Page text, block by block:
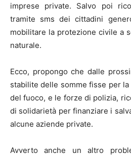
imprese private. Salvo poi
tramite sms dei cittadini
mobilitare la protezione civile a
naturale.
Ecco, propongo che dalle
stabilite delle somme fisse per
del fuoco, e le forze di polizia,
di solidarietà per finanziare i
alcune aziende private.
Avverto anche un altro